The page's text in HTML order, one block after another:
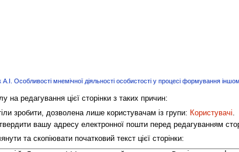
А.І. Особливості мнемічної діяльності особистості у процесі формування
на редагування цієї сторінки з таких причин:
зробити, дозволена лише користувачам із групи: Користувачі.
вашу адресу електронної пошти перед редагуванням
та скопіювати початковий текст цієї сторінки: